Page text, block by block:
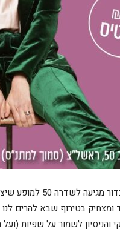
לשחרר כל אחד. אל תפספסו!
בטירוף שבא להרים
והניסיון לשמור על שפיות